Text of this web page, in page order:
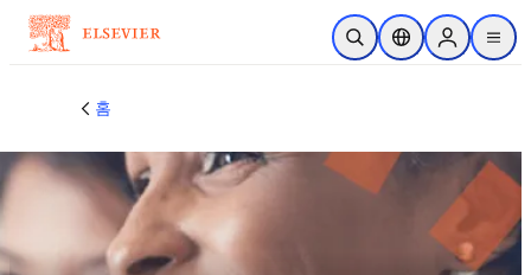
주요 콘텐츠로 건너뛰기
검색 열기위치 선택기Sign in to
menu
홈